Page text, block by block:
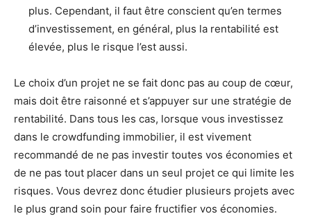
plus. Cependant, il faut être conscient qu’en termes
d’investissement, en général, plus la rentabilité est
élevée, plus le risque l’est aussi.
Le choix d’un projet ne se fait donc pas au coup de cœur,
mais doit être raisonné et s’appuyer sur une stratégie de
rentabilité. Dans tous les cas, lorsque vous investissez
dans le crowdfunding immobilier, il est vivement
recommandé de ne pas investir toutes vos économies et
de ne pas tout placer dans un seul projet ce qui limite les
risques. Vous devrez donc étudier plusieurs projets avec
le plus grand soin pour faire fructifier vos économies.